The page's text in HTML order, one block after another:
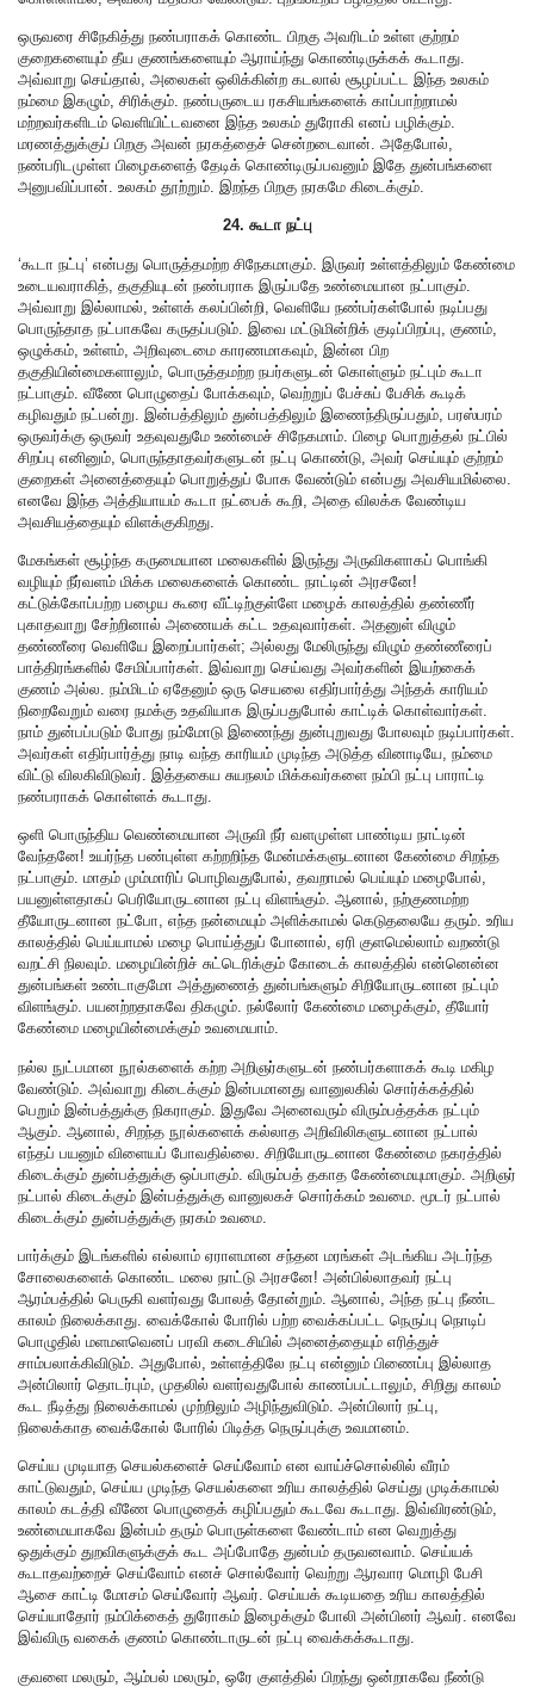
ஒருவரை சிநேகித்து நண்பராகக் கொண்ட பிறகு அவரிடம் உள்ள குற்றம்
குறைகளையும் தீய குணங்களையும் ஆராய்ந்து கொண்டிருக்கக் கூடாது.
அவ்வாறு செய்தால், அலைகள் ஒலிக்கின்ற கடலால் சூழப்பட்ட இந்த உலகம்
நம்மை இகழும், சிரிக்கும். நண்பருடைய ரகசியங்களைக் காப்பாற்றாமல்
மற்றவர்களிடம் வெளியிட்டவனை இந்த உலகம் துரோகி எனப் பழிக்கும்.
மரணத்துக்குப் பிறகு அவன் நரகத்தைச் சென்றடைவான். அதேபோல்,
நண்பரிடமுள்ள பிழைகளைத் தேடிக் கொண்டிருப்பவனும் இதே துன்பங்களை
அனுபவிப்பான். உலகம் தூற்றும். இறந்த பிறகு நரகமே கிடைக்கும்.
24. கூடா நட்பு
‘கூடா நட்பு’ என்பது பொருத்தமற்ற சிநேகமாகும். இருவர் உள்ளத்திலும் கேண்மை
உடையவராகித், தகுதியுடன் நண்பராக இருப்பதே உண்மையான நட்பாகும்.
அவ்வாறு இல்லாமல், உள்ளக் கலப்பின்றி, வெளியே நண்பர்கள்போல் நடிப்பது
பொருந்தாத நட்பாகவே கருதப்படும். இவை மட்டுமின்றிக் குடிப்பிறப்பு, குணம்,
ஒழுக்கம், உள்ளம், அறிவுடைமை காரணமாகவும், இன்ன பிற
தகுதியின்மைகளாலும், பொருத்தமற்ற நபர்களுடன் கொள்ளும் நட்பும் கூடா
நட்பாகும். வீணே பொழுதைப் போக்கவும், வெற்றுப் பேச்சுப் பேசிக் கூடிக்
கழிவதும் நட்பன்று. இன்பத்திலும் துன்பத்திலும் இணைந்திருப்பதும், பரஸ்பரம்
ஒருவர்க்கு ஒருவர் உதவுவதுமே உண்மைச் சிநேகமாம். பிழை பொறுத்தல் நட்பில்
சிறப்பு எனினும், பொருந்தாதவர்களுடன் நட்பு கொண்டு, அவர் செய்யும் குற்றம்
குறைகள் அனைத்தையும் பொறுத்துப் போக வேண்டும் என்பது அவசியமில்லை.
எனவே இந்த அத்தியாயம் கூடா நட்பைக் கூறி, அதை விலக்க வேண்டிய
அவசியத்தையும் விளக்குகிறது.
மேகங்கள் சூழ்ந்த கருமையான மலைகளில் இருந்து அருவிகளாகப் பொங்கி
வழியும் நீர்வளம் மிக்க மலைகளைக் கொண்ட நாட்டின் அரசனே!
கட்டுக்கோப்பற்ற பழைய கூரை வீட்டிற்குள்ளே மழைக் காலத்தில் தண்ணீர்
புகாதவாறு சேற்றினால் அணையக் கட்ட உதவுவார்கள். அதனுள் விழும்
தண்ணீரை வெளியே இறைப்பார்கள்; அல்லது மேலிருந்து விழும் தண்ணீரைப்
பாத்திரங்களில் சேமிப்பார்கள். இவ்வாறு செய்வது அவர்களின் இயற்கைக்
குணம் அல்ல. நம்மிடம் ஏதேனும் ஒரு செயலை எதிர்பார்த்து அந்தக் காரியம்
நிறைவேறும் வரை நமக்கு உதவியாக இருப்பதுபோல் காட்டிக் கொள்வார்கள்.
நாம் துன்பப்படும் போது நம்மோடு இணைந்து துன்புறுவது போலவும் நடிப்பார்கள்.
அவர்கள் எதிர்பார்த்து நாடி வந்த காரியம் முடிந்த அடுத்த வினாடியே, நம்மை
விட்டு விலகிவிடுவர். இத்தகைய சுயநலம் மிக்கவர்களை நம்பி நட்பு பாராட்டி
நண்பராகக் கொள்ளக் கூடாது.
ஒளி பொருந்திய வெண்மையான அருவி நீர் வளமுள்ள பாண்டிய நாட்டின்
வேந்தனே! உயர்ந்த பண்புள்ள கற்றறிந்த மேன்மக்களுடனான கேண்மை சிறந்த
நட்பாகும். மாதம் மும்மாரிப் பொழிவதுபோல், தவறாமல் பெய்யும் மழைபோல்,
பயனுள்ளதாகப் பெரியோருடனான நட்பு விளங்கும். ஆனால், நற்குணமற்ற
தீயோருடனான நட்போ, எந்த நன்மையும் அளிக்காமல் கெடுதலையே தரும். உரிய
காலத்தில் பெய்யாமல் மழை பொய்த்துப் போனால், ஏரி குளமெல்லாம் வறண்டு
வறட்சி நிலவும். மழையின்றிச் சுட்டெரிக்கும் கோடைக் காலத்தில் என்னென்ன
துன்பங்கள் உண்டாகுமோ அத்துணைத் துன்பங்களும் சிறியோருடனான நட்பும்
விளங்கும். பயனற்றதாகவே திகழும். நல்லோர் கேண்மை மழைக்கும், தீயோர்
கேண்மை மழையின்மைக்கும் உவமையாம்.
நல்ல நுட்பமான நூல்களைக் கற்ற அறிஞர்களுடன் நண்பர்களாகக் கூடி மகிழ
வேண்டும். அவ்வாறு கிடைக்கும் இன்பமானது வானுலகில் சொர்க்கத்தில்
பெறும் இன்பத்துக்கு நிகராகும். இதுவே அனைவரும் விரும்பத்தக்க நட்பும்
ஆகும். ஆனால், சிறந்த நூல்களைக் கல்லாத அறிவிலிகளுடனான நட்பால்
எந்தப் பயனும் விளையப் போவதில்லை. சிறியோருடனான கேண்மை நகரத்தில்
கிடைக்கும் துன்பத்துக்கு ஒப்பாகும். விரும்பத் தகாத கேண்மையுமாகும். அறிஞர்
நட்பால் கிடைக்கும் இன்பத்துக்கு வானுலகச் சொர்க்கம் உவமை. மூடர் நட்பால்
கிடைக்கும் துன்பத்துக்கு நரகம் உவமை.
பார்க்கும் இடங்களில் எல்லாம் ஏராளமான சந்தன மரங்கள் அடங்கிய அடர்ந்த
சோலைகளைக் கொண்ட மலை நாட்டு அரசனே! அன்பில்லாதவர் நட்பு
ஆரம்பத்தில் பெருகி வளர்வது போலத் தோன்றும். ஆனால், அந்த நட்பு நீண்ட
காலம் நிலைக்காது. வைக்கோல் போரில் பற்ற வைக்கப்பட்ட நெருப்பு நொடிப்
பொழுதில் மளமளவெனப் பரவி கடைசியில் அனைத்தையும் எரித்துச்
சாம்பலாக்கிவிடும். அதுபோல், உள்ளத்திலே நட்பு என்னும் பிணைப்பு இல்லாத
அன்பிலார் தொடர்பும், முதலில் வளர்வதுபோல் காணப்பட்டாலும், சிறிது காலம்
கூட நீடித்து நிலைக்காமல் முற்றிலும் அழிந்துவிடும். அன்பிலார் நட்பு,
நிலைக்காத வைக்கோல் போரில் பிடித்த நெருப்புக்கு உவமானம்.
செய்ய முடியாத செயல்களைச் செய்வோம் என வாய்ச்சொல்லில் வீரம்
காட்டுவதும், செய்ய முடிந்த செயல்களை உரிய காலத்தில் செய்து முடிக்காமல்
காலம் கடத்தி வீணே பொழுதைக் கழிப்பதும் கூடவே கூடாது. இவ்விரண்டும்,
உண்மையாகவே இன்பம் தரும் பொருள்களை வேண்டாம் என வெறுத்து
ஒதுக்கும் துறவிகளுக்குக் கூட அப்போதே துன்பம் தருவனவாம். செய்யக்
கூடாதவற்றைச் செய்வோம் எனச் சொல்வோர் வெற்று ஆரவார மொழி பேசி
ஆசை காட்டி மோசம் செய்வோர் ஆவர். செய்யக் கூடியதை உரிய காலத்தில்
செய்யாதோர் நம்பிக்கைத் துரோகம் இழைக்கும் போலி அன்பினர் ஆவர். எனவே
இவ்விரு வகைக் குணம் கொண்டாருடன் நட்பு வைக்கக்கூடாது.
குவளை மலரும், ஆம்பல் மலரும், ஒரே குளத்தில் பிறந்து ஒன்றாகவே நீண்டு